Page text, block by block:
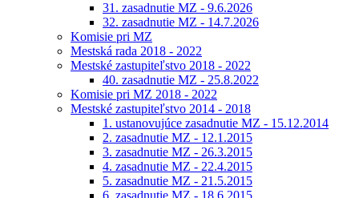
31. zasadnutie MZ - 9.6.2026
32. zasadnutie MZ - 14.7.2026
Komisie pri MZ
Mestská rada 2018 - 2022
Mestské zastupiteľstvo 2018 - 2022
40. zasadnutie MZ - 25.8.2022
Komisie pri MZ 2018 - 2022
Mestské zastupiteľstvo 2014 - 2018
1. ustanovujúce zasadnutie MZ - 15.12.2014
2. zasadnutie MZ - 12.1.2015
3. zasadnutie MZ - 26.3.2015
4. zasadnutie MZ - 22.4.2015
5. zasadnutie MZ - 21.5.2015
6. zasadnutie MZ - 18.6.2015